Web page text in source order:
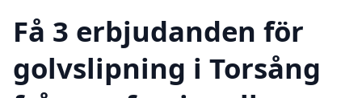
Få 3 erbjudanden för
golvslipning i Torsång